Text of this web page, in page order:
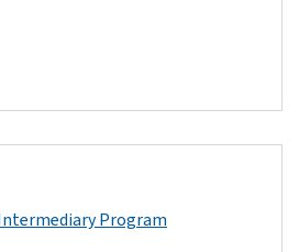
Program